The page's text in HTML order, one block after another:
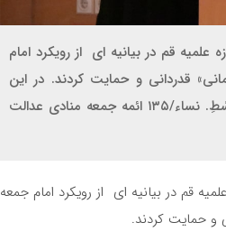
قم در بیانیه ای از رویکرد امام
قدردانی و حمایت کردند. در این
بیانیه آمده است…. بسم‌الله‌الرحمن‌الرحیم يَا أَيُّهَا الَّذِينَ آمَنُوا كُونُوا قَوَّامِينَ بِالْقِسْطِ. نساء/۱۳۵ ائمه جمعه منادی عدالت
قم در بیانیه ای از رویکرد امام جمعه
و حمایت کردند.